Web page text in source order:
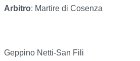
Arbitro: Martire di Cosenza
Geppino Netti-San Fili